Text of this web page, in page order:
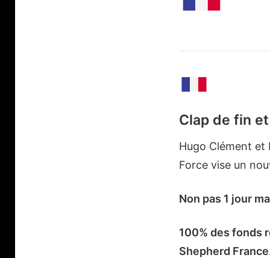
Clap de fin
Hugo Clément et
Force vise un
Non pas 1 jour
100% des fonds
Shepherd